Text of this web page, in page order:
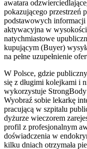
awatara
pokazującego przestrzeń
podstawowych informacji
aktywacyjna w
natychmiastowe
kupującym (Buyer)
na pełne uzupełnienie
W Polsce, gdzie
się z długimi kolejkami i
wykorzystuje
Wyobraź sobie lekarkę
pracującą w szpitalu
dyżurze wieczorem
profil z profesjonalnym
doświadczenia w
kilku dniach otrzymała